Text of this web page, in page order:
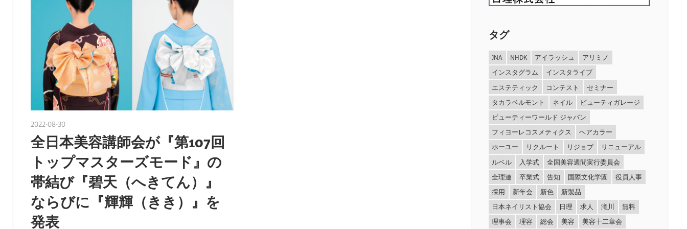
2022-08-30nakamura
全日本美容講師会が『第107回
トップマスターズモード』の
帯結び『碧天（へきてん）』
ならびに『輝輝（きき）』を
発表
タグ
JNA NHDK アイラッシュ
アリミノ
インスタグラム
インスタライブ
エステティック
コンテスト
セミナー
タカラベルモント
ネイル
ビューティガレージ
ビューティーワールド ジャパン
フィヨーレコスメティクス
ヘアカラー
ホーユー
リクルート リジョブ
リニューアル
ルベル
入学式
全国美容週間実行委員会
全理連
卒業式 告知 国際文化学園
役員人事
採用
新年会 新色
新製品
日本ネイリスト協会
日理 求人 滝川
無料
理事会
理容 総会 美容 美容十二章会